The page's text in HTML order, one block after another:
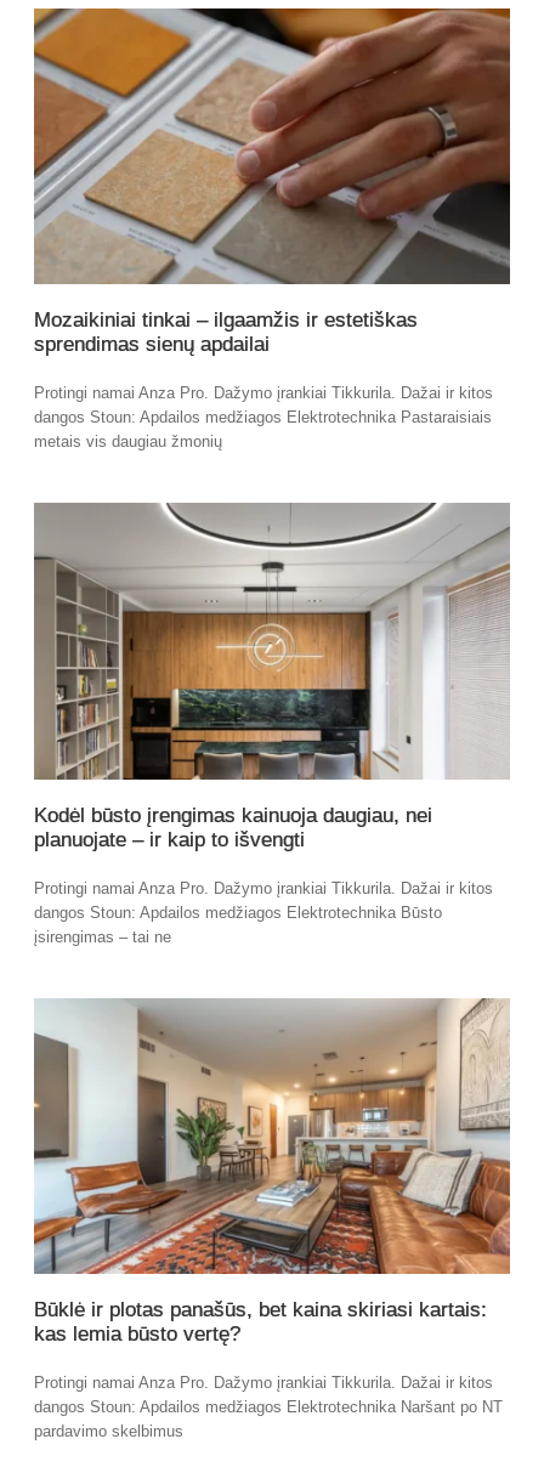
Mozaikiniai tinkai – ilgaamžis ir estetiškas
sprendimas sienų apdailai
Protingi namai Anza Pro. Dažymo įrankiai Tikkurila. Dažai ir kitos
dangos Stoun: Apdailos medžiagos Elektrotechnika Pastaraisiais
metais vis daugiau žmonių
Kodėl būsto įrengimas kainuoja daugiau, nei
planuojate – ir kaip to išvengti
Protingi namai Anza Pro. Dažymo įrankiai Tikkurila. Dažai ir kitos
dangos Stoun: Apdailos medžiagos Elektrotechnika Būsto
įsirengimas – tai ne
Būklė ir plotas panašūs, bet kaina skiriasi kartais:
kas lemia būsto vertę?
Protingi namai Anza Pro. Dažymo įrankiai Tikkurila. Dažai ir kitos
dangos Stoun: Apdailos medžiagos Elektrotechnika Naršant po NT
pardavimo skelbimus